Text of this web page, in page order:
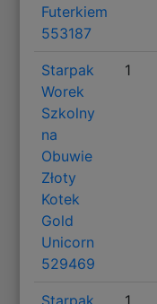
Futerkiem
553187
Starpak
Worek
Szkolny
na
Obuwie
Złoty
Kotek
Gold
Unicorn
529469
1
Starpak
1